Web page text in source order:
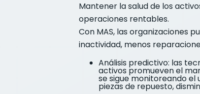
Mantener la salud de los
operaciones rentables.
Con MAS, las organizaciones
inactividad, menos
Análisis predictivo: las
activos promueven el
se sigue monitoreando el
piezas de repuesto,